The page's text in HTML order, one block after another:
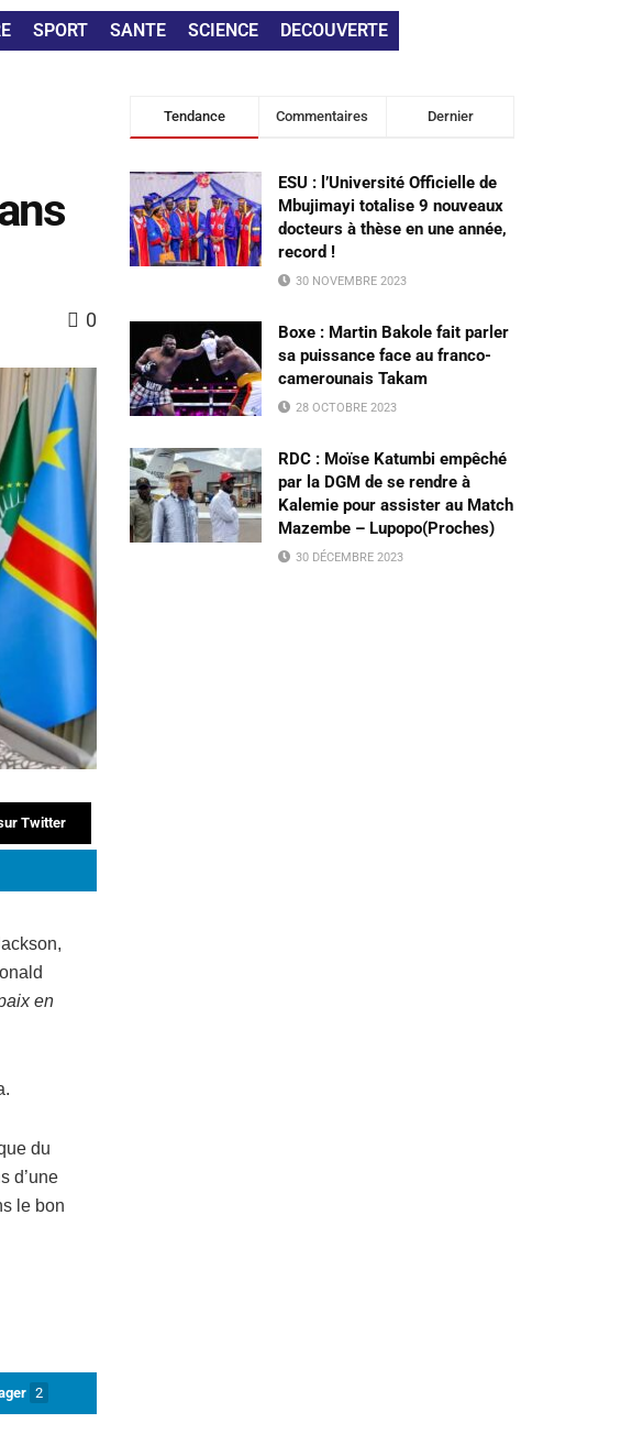
SPORT SANTE SCIENCE DECOUVERTE
0
Twitter
en
du
d’une
le bon
2
Tendance Commentaires Dernier
ESU : l’Université Officielle de
Mbujimayi totalise 9 nouveaux
docteurs à thèse en une année,
record !
30 NOVEMBRE 2023
Boxe : Martin Bakole fait parler
sa puissance face au franco-
camerounais Takam
28 OCTOBRE 2023
RDC : Moïse Katumbi empêché
par la DGM de se rendre à
Kalemie pour assister au Match
Mazembe – Lupopo(Proches)
30 DÉCEMBRE 2023